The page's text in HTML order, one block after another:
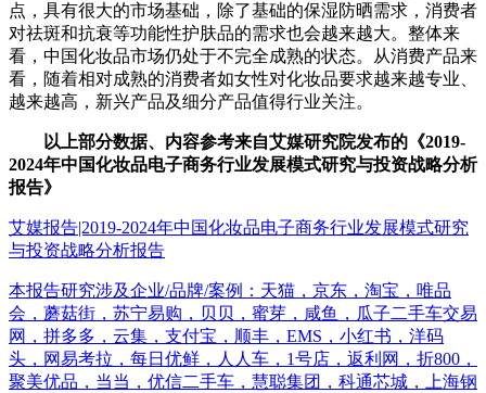
点，具有很大的市场基础，除了基础的保湿防晒需求，消费者
对祛斑和抗衰等功能性护肤品的需求也会越来越大。整体来
看，中国化妆品市场仍处于不完全成熟的状态。从消费产品来
看，随着相对成熟的消费者如女性对化妆品要求越来越专业、
越来越高，新兴产品及细分产品值得行业关注。
以上部分数据、内容参考来自艾媒研究院发布的《2019-
2024年中国化妆品电子商务行业发展模式研究与投资战略分析
报告》
艾媒报告|2019-2024年中国化妆品电子商务行业发展模式研究
与投资战略分析报告
本报告研究涉及企业/品牌/案例：天猫，京东，淘宝，唯品
会，蘑菇街，苏宁易购，贝贝，蜜芽，咸鱼，瓜子二手车交易
网，拼多多，云集，支付宝，顺丰，EMS，小红书，洋码
头，网易考拉，每日优鲜，人人车，1号店，返利网，折800，
聚美优品，当当，优信二手车，慧聪集团，科通芯城，上海钢